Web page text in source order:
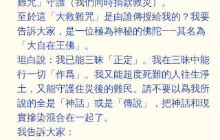
至於這「大救難咒」是由誰傳授給我的？我要
告訴大家，是一位極為神秘的佛陀——其名為
「大自在王佛」。
坦白說：我已能三昧「正定」。我在三昧中能
行一切「作爲」。我又能超度死難的人往生淨
土，又能守護住災後的難民。請不要以爲我所
說的全是「神話」或是「傳說」，把神話和現
實摻染混合在一起了。
我告訴大家：